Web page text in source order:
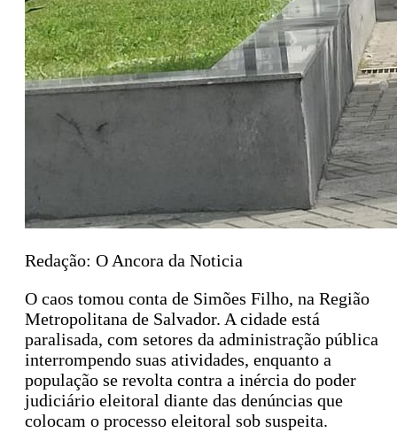
Redação: O Ancora da Noticia
O caos tomou conta de Simões Filho, na Região
Metropolitana de Salvador. A cidade está
paralisada, com setores da administração pública
interrompendo suas atividades, enquanto a
população se revolta contra a inércia do poder
judiciário eleitoral diante das denúncias que
colocam o processo eleitoral sob suspeita.